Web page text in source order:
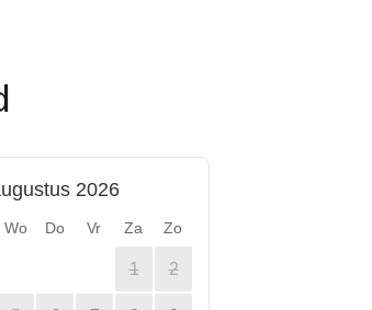
2026
Wo Do Vr Za Zo
1 2